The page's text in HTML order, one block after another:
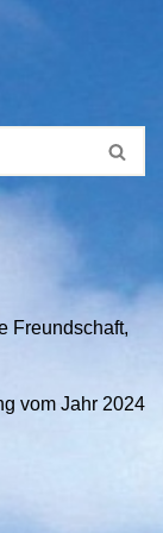
Freundschaft,
vom Jahr 2024